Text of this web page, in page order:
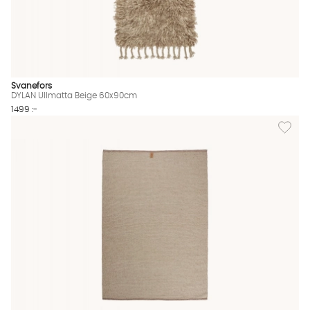
Svanefors
DYLAN Ullmatta Beige 60x90cm
1499 :-
Lägg